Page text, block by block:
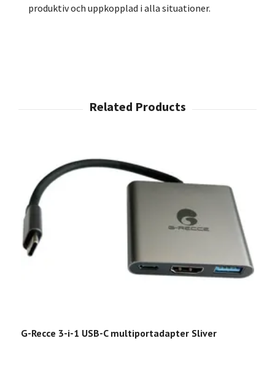
produktiv och uppkopplad i alla situationer.
G-Recce 3-i-1 USB-C multiportadapter Sliver